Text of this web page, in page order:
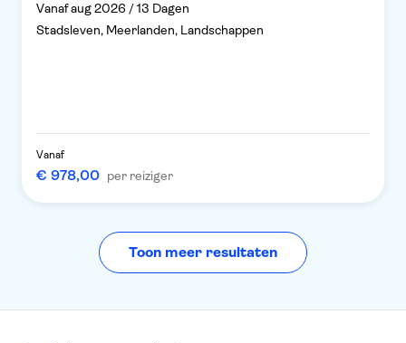
Vanaf aug 2026 / 13 Dagen
Stadsleven, Meerlanden, Landschappen
Vanaf
€ 978,00 per reiziger
Toon meer resultaten